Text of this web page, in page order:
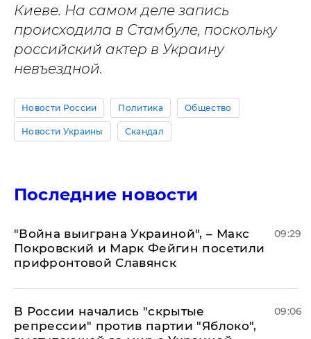
Киеве. На самом деле запись
происходила в Стамбуле, поскольку
российский актер в Украину
невъездной.
Новости России Политика Общество
Новости Украины Скандал
Последние новости
"Война выиграна Украиной", – Макс
Покровский и Марк Фейгин посетили
прифронтовой Славянск
09:29
В России начались "скрытые
репрессии" против партии "Яблоко",
09:06